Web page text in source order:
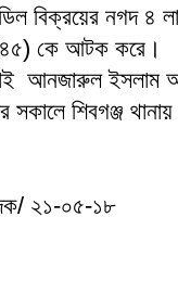
বিক্রয়ের নগদ ৪
(৪৫) কে আটক করে।
আনজারুল
সকালে শিবগঞ্জ
২১-০৫-১৮